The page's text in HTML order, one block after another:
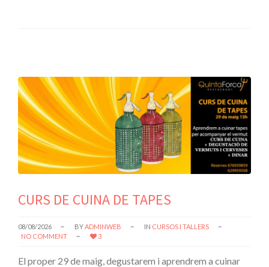
CURS DE CUINA DE TAPES
08/08/2026 BYADMINWEB IN CURSOS I TALLERS
NO COMMENT
3
El proper 29 de maig, degustarem i aprendrem a cuinar